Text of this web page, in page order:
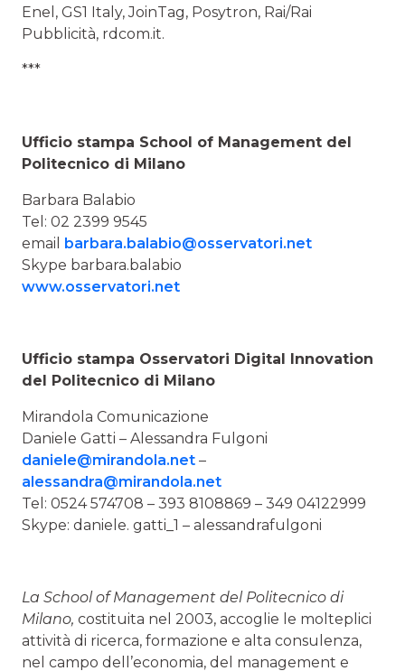
Enel, GS1 Italy, JoinTag, Posytron, Rai/Rai
Pubblicità, rdcom.it.
***
Ufficio stampa School of Management del
Politecnico di Milano
Barbara Balabio
Tel: 02 2399 9545
email barbara.balabio@osservatori.net
Skype barbara.balabio
www.osservatori.net
Ufficio stampa Osservatori Digital Innovation
del Politecnico di Milano
Mirandola Comunicazione
Daniele Gatti – Alessandra Fulgoni
daniele@mirandola.net –
alessandra@mirandola.net
Tel: 0524 574708 – 393 8108869 – 349 04122999
Skype: daniele. gatti_1 – alessandrafulgoni
La School of Management del Politecnico di
Milano, costituita nel 2003, accoglie le molteplici
attività di ricerca, formazione e alta consulenza,
nel campo dell’economia, del management e